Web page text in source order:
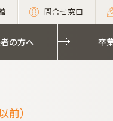
問合せ窓口
の方へ 卒
）